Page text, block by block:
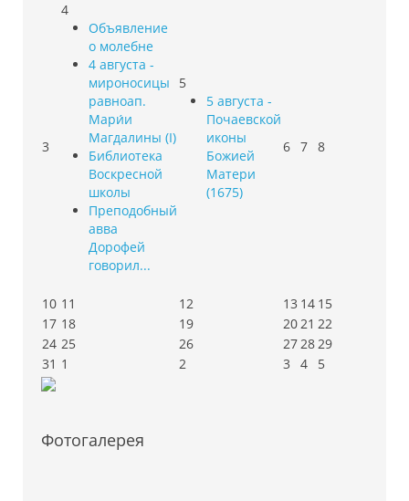
3
4
Объявление
о молебне
4 августа -
мироносицы
равноап.
Мари́и
Магдалины (I)
Библиотека
Воскресной
школы
Преподобный
авва
Дорофей
говорил...
5
5 августа -
Почаевской
иконы
Божией
Матери
(1675)
6 7 8
10 11 12 13 14 15
17 18 19 2021 22
24 25 26 272829
31 1 2 3 4 5
Фотогалерея